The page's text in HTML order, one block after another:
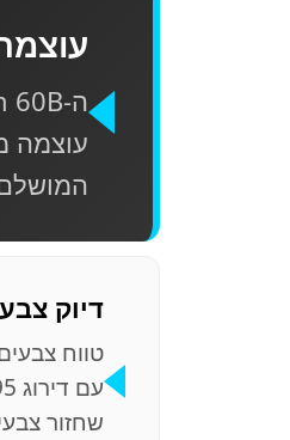
עוצמה
המושלם
דיוק
שחזור